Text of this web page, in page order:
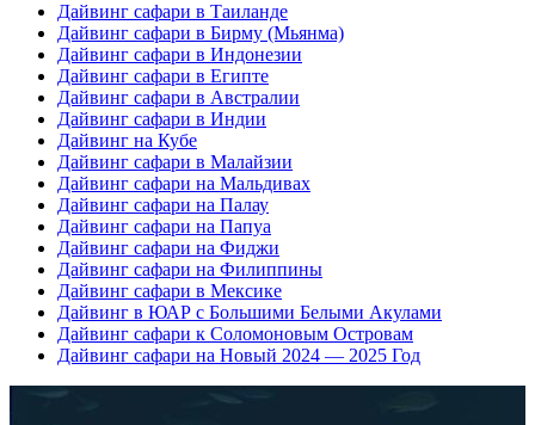
Дайвинг сафари в Таиланде
Дайвинг сафари в Бирму (Мьянма)
Дайвинг сафари в Индонезии
Дайвинг сафари в Египте
Дайвинг сафари в Австралии
Дайвинг сафари в Индии
Дайвинг на Кубе
Дайвинг сафари в Малайзии
Дайвинг сафари на Мальдивах
Дайвинг сафари на Палау
Дайвинг сафари на Папуа
Дайвинг сафари на Фиджи
Дайвинг сафари на Филиппины
Дайвинг сафари в Мексике
Дайвинг в ЮАР с Большими Белыми Акулами
Дайвинг сафари к Соломоновым Островам
Дайвинг сафари на Новый 2024 — 2025 Год